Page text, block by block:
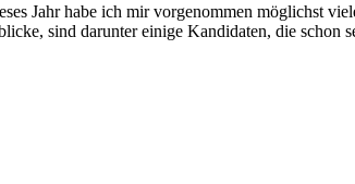
Jahr habe ich mir vorgenommen möglichst
sind darunter einige Kandidaten, die